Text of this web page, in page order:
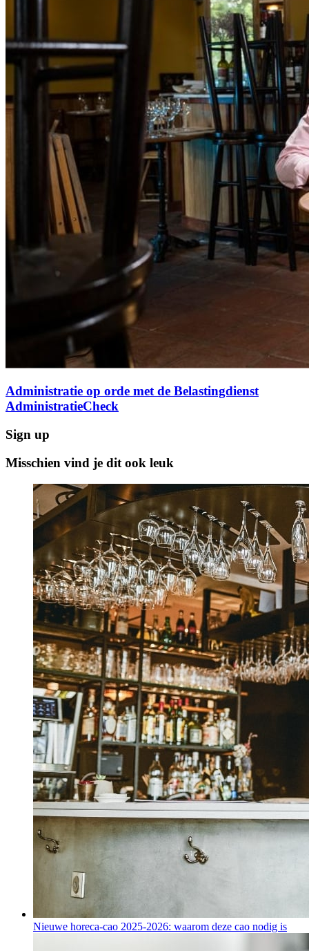
Administratie op orde met de Belastingdienst
AdministratieCheck
Sign up
Misschien vind je dit ook leuk
Nieuwe horeca-cao 2025-2026: waarom deze cao nodig is